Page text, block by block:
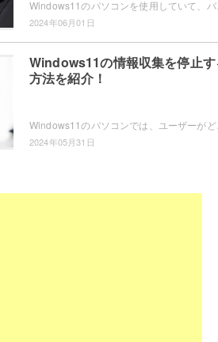
Windows11のパソコンを使用してい
2024年06月01日
Windows11の情報収集を停止
方法を紹介！
Windows11のパソコンでは、ユー
2024年05月31日